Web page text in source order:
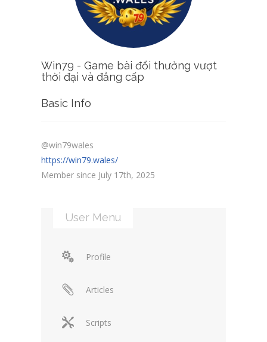
Win79 - Game bài đổi thưởng vượt
thời đại và đẳng cấp
Basic Info
@win79wales
https://win79.wales/
Member since July 17th, 2025
User Menu
Profile
Articles
Scripts